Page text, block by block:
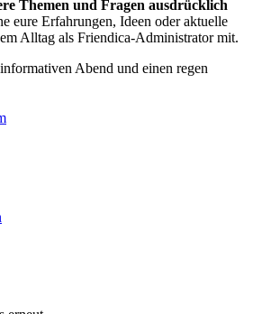
Themen und Fragen ausdrücklich
eure Erfahrungen, Ideen oder aktuelle
Alltag als Friendica-Administrator mit.
Abend und einen regen